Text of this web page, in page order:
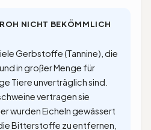
NICHT BEKÖMMLICH
Gerbstoffe (Tannine), die
in großer Menge für
Tiere unverträglich sind.
vertragen sie
wurden Eicheln gewässert
Bitterstoffe zu entfernen,